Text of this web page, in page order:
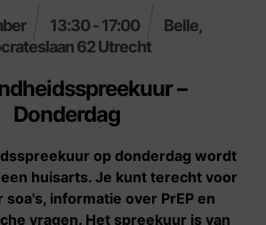
13:30 - 17:00
Belle,
62 Utrecht
–
Donderdag
op donderdag wordt
huisarts. Je kunt terecht voor
soa's, informatie over PrEP en
vragen. Het spreekuur is van